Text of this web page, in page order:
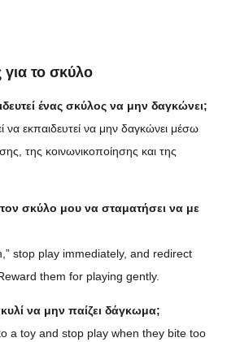
για το σκύλο
ένας σκύλος να μην δαγκώνει;
να εκπαιδευτεί να μην δαγκώνει μέσω
της κοινωνικοποίησης και της
σκύλο μου να σταματήσει να με
stop play immediately, and redirect
them for playing gently.
να μην παίζει δάγκωμα;
a toy and stop play when they bite too